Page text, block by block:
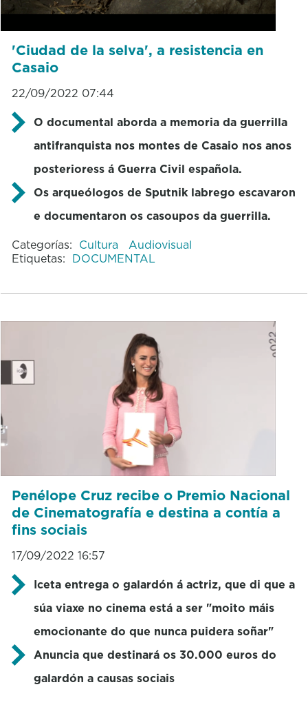
'Ciudad de la selva', a resistencia en
Casaio
22/09/2022 07:44
O documental aborda a memoria da guerrilla
antifranquista nos montes de Casaio nos anos
posterioress á Guerra Civil española.
Os arqueólogos de Sputnik labrego escavaron
e documentaron os casoupos da guerrilla.
Categorías: Cultura
Audiovisual
Etiquetas: DOCUMENTAL
Penélope Cruz recibe o Premio Nacional
de Cinematografía e destina a contía a
fins sociais
17/09/2022 16:57
Iceta entrega o galardón á actriz, que di que a
súa viaxe no cinema está a ser "moito máis
emocionante do que nunca puidera soñar"
Anuncia que destinará os 30.000 euros do
galardón a causas sociais